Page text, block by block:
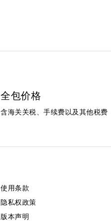
全包价格
含海关关税、手续费以及其他税费
使用条款
隐私权政策
版本声明